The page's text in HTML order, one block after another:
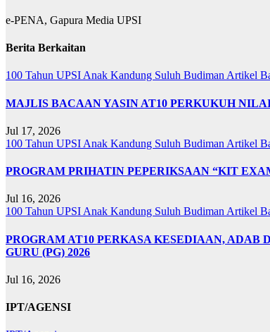
e-PENA, Gapura Media UPSI
Berita Berkaitan
100 Tahun UPSI Anak Kandung Suluh Budiman Artikel
MAJLIS BACAAN YASIN AT10 PERKUKUH
Jul 17, 2026
100 Tahun UPSI Anak Kandung Suluh Budiman Artikel
PROGRAM PRIHATIN PEPERIKSAAN “KIT
Jul 16, 2026
100 Tahun UPSI Anak Kandung Suluh Budiman Artikel
PROGRAM AT10 PERKASA KESEDIAAN,
GURU (PG) 2026
Jul 16, 2026
IPT/AGENSI